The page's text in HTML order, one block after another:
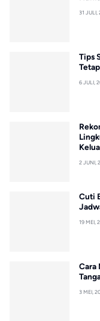
31 JULI,
Tips
6 JULI,
2 JUNI,
Cuti
19 MEI,
Cara
3 MEI,